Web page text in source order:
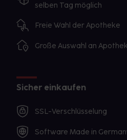
selben Tag möglich
Freie Wahl der Apotheke
Große Auswahl an
Sicher einkaufen
SSL-Verschlüsselung
Software Made in